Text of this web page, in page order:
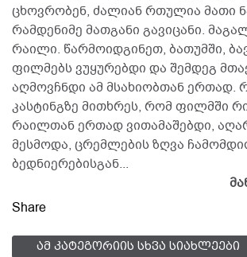
ცხოვრობენ, ძალიან რთულია მათი
რამდენიმე მათგანი გავიცანი.
რაილი. წარმოიდგინეთ, ბათუმში,
ფილმებს ვუყურებდი და შემდეგ
აღმოვჩნდი ამ მსახიობთან ერთად.
კასტინგზე მითხრეს, რომ ფილმში
რაილთან ერთად ვითამაშებდი,
მესმოდა, ცრემლების ზღვა
ბედნიერებისგან...
Share
ამ კატეგორიის სხვა სიახლეები